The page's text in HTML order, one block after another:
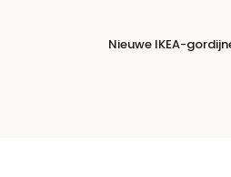
Nieuwe IKEA-